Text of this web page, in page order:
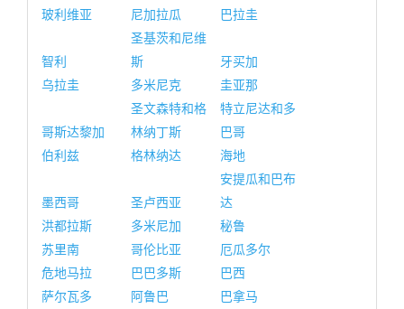
玻利维亚
尼加拉瓜 巴拉圭
智利
圣基茨和尼维
斯
牙买加
乌拉圭
多米尼克 圭亚那
哥斯达黎加
圣文森特和格
林纳丁斯
特立尼达和多
巴哥
伯利兹
格林纳达 海地
墨西哥 圣卢西亚
安提瓜和巴布
达
洪都拉斯
多米尼加
秘鲁
苏里南
哥伦比亚
厄瓜多尔
危地马拉
巴巴多斯
巴西
萨尔瓦多
阿鲁巴
巴拿马